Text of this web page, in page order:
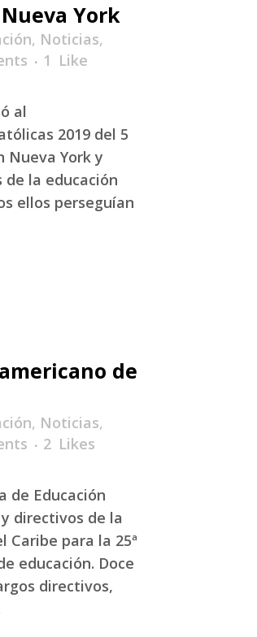
Nueva York
, Noticias,
1 Like
al
2019 del 5
Nueva York y
de la educación
ellos perseguían
de
, Noticias,
2 Likes
de Educación
directivos de la
Caribe para la 25ª
educación. Doce
directivos,